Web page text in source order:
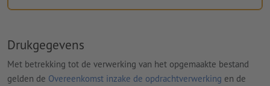
Drukgegevens
Met betrekking tot de verwerking van het opgemaakte bestand
gelden de Overeenkomst inzake de opdrachtverwerking en de